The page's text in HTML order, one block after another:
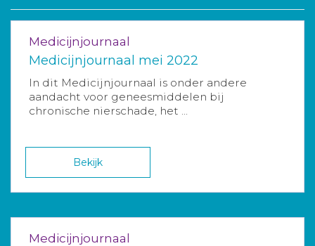
Medicijnjournaal
Medicijnjournaal mei 2022
In dit Medicijnjournaal is onder andere
aandacht voor geneesmiddelen bij
chronische nierschade, het ...
Bekijk
Medicijnjournaal